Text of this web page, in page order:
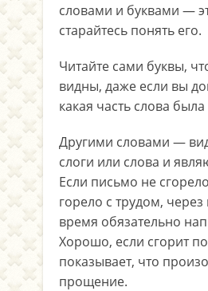
словами и буквами —
старайтесь понять его.
Читайте сами буквы,
видны, даже если вы
какая часть слова
Другими словами —
слоги или слова и
Если письмо не
горело с трудом, через
время обязательно
Хорошо, если сгорит
показывает, что
прощение.